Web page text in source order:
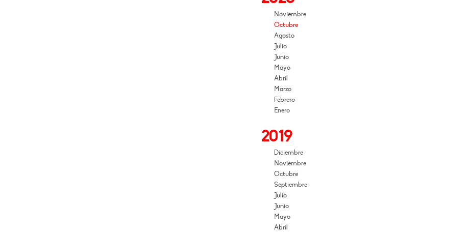
Noviembre
Octubre
Agosto
Julio
Junio
Mayo
Abril
Marzo
Febrero
Enero
2019
Diciembre
Noviembre
Octubre
Septiembre
Julio
Junio
Mayo
Abril